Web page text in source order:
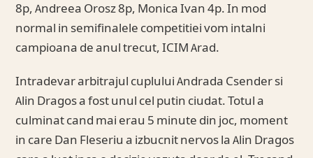
8p, Andreea Orosz 8p, Monica Ivan 4p. In mod
normal in semifinalele competitiei vom intalni
campioana de anul trecut, ICIM Arad.
Intradevar arbitrajul cuplului Andrada Csender si
Alin Dragos a fost unul cel putin ciudat. Totul a
culminat cand mai erau 5 minute din joc, moment
in care Dan Fleseriu a izbucnit nervos la Alin Dragos